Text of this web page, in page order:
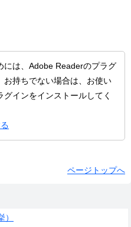
には、Adobe Readerのプラグ
お持ちでない場合は、お使い
インをインストールしてく
ページトップへ